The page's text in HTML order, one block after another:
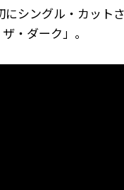
シングル・カット
・ダーク」。